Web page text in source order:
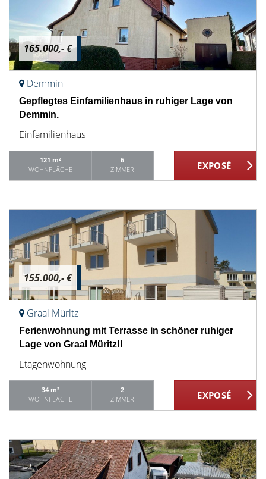
165.000,- €
Demmin
Gepflegtes Einfamilienhaus in ruhiger Lage von
Demmin.
Einfamilienhaus
121 m²
WOHNFLÄCHE
6
ZIMMER
155.000,- €
Graal Müritz
Ferienwohnung mit Terrasse in schöner ruhiger
Lage von Graal Müritz!!
Etagenwohnung
34 m²
WOHNFLÄCHE
2
ZIMMER